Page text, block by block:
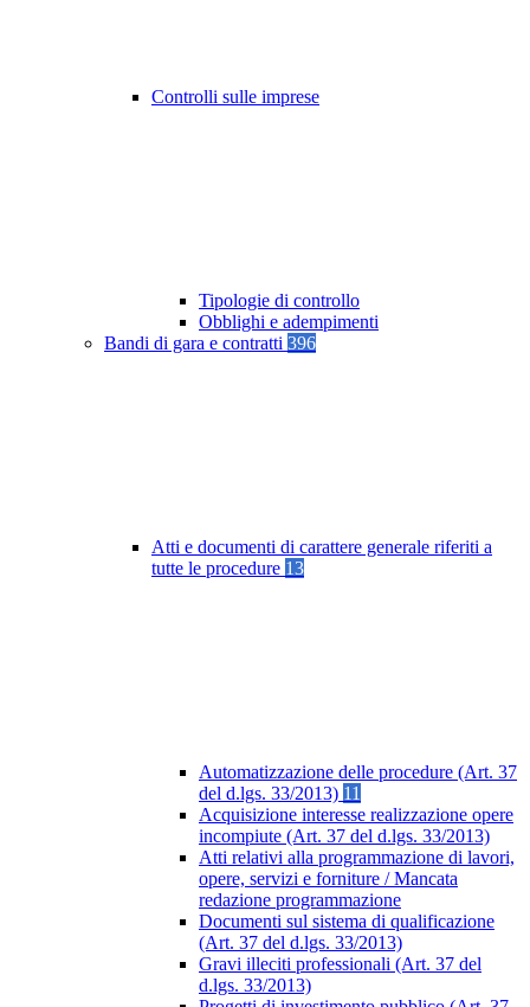
Controlli sulle imprese
Tipologie di controllo
Obblighi e adempimenti
Bandi di gara e contratti 396
Atti e documenti di carattere generale riferiti a
tutte le procedure 13
Automatizzazione delle procedure (Art. 37
del d.lgs. 33/2013) 11
Acquisizione interesse realizzazione opere
incompiute (Art. 37 del d.lgs. 33/2013)
Atti relativi alla programmazione di lavori,
opere, servizi e forniture / Mancata
redazione programmazione
Documenti sul sistema di qualificazione
(Art. 37 del d.lgs. 33/2013)
Gravi illeciti professionali (Art. 37 del
d.lgs. 33/2013)